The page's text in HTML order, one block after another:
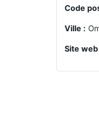
Code
Ville :
Site web